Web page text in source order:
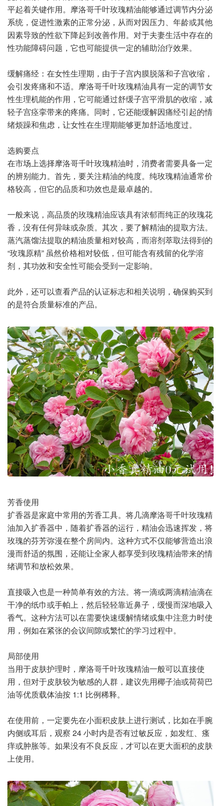
平起着关键作用。摩洛哥千叶玫瑰精油能够通过调节内分泌
系统，促进性激素的正常分泌，从而对因压力、年龄或其他
因素导致的性欲下降起到改善作用。对于夫妻生活中存在的
性功能障碍问题，它也可能提供一定的辅助治疗效果。
缓解痛经：在女性生理期，由于子宫内膜脱落和子宫收缩，
会引发疼痛和不适。摩洛哥千叶玫瑰精油具有一定的调节女
性生理机能的作用，它可能通过舒缓子宫平滑肌的收缩，减
轻子宫痉挛带来的疼痛。同时，它还能缓解因痛经引起的情
绪烦躁和焦虑，让女性在生理期能够更加舒适地度过。
选购要点
在市场上选择摩洛哥千叶玫瑰精油时，消费者需要具备一定
的辨别能力。首先，要关注精油的纯度。纯玫瑰精油通常价
格较高，但它的品质和功效也是最卓越的。
一般来说，高品质的玫瑰精油应该具有浓郁而纯正的玫瑰花
香，没有任何异味或杂质。其次，要了解精油的提取方法。
蒸汽蒸馏法提取的精油质量相对较高，而溶剂萃取法得到的
“玫瑰原精” 虽然价格相对较低，但可能含有残留的化学溶
剂，其功效和安全性可能会受到一定影响。
此外，还可以查看产品的认证标志和相关说明，确保购买到
的是符合质量标准的产品。
芳香使用
扩香器是家庭中常用的芳香工具。将几滴摩洛哥千叶玫瑰精
油加入扩香器中，随着扩香器的运行，精油会迅速挥发，将
玫瑰的芬芳弥漫在整个房间内。这种方式不仅能够营造出浪
漫而舒适的氛围，还能让全家人都享受到玫瑰精油带来的情
绪调节和放松效果。
直接吸入也是一种简单有效的方法。将一滴或两滴精油滴在
干净的纸巾或手帕上，然后轻轻靠近鼻子，缓慢而深地吸入
香气。这种方法可以在需要快速缓解情绪或集中注意力时使
用，例如在紧张的会议间隙或繁忙的学习过程中。
局部使用
当用于皮肤护理时，摩洛哥千叶玫瑰精油一般可以直接使
用，但对于皮肤较为敏感的人群，建议先用椰子油或荷荷巴
油等优质载体油按 1:1 比例稀释。
在使用前，一定要先在小面积皮肤上进行测试，比如在手腕
内侧或耳后，观察 24 小时内是否有过敏反应，如发红、瘙
痒或肿胀等。如果没有不良反应，才可以在更大面积的皮肤
上使用。